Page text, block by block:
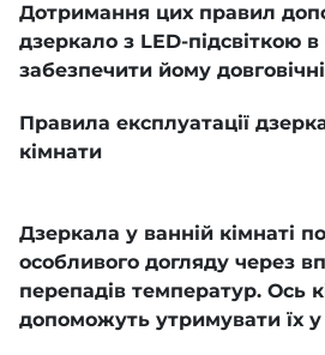
Дотримання цих правил
дзеркало з LED-підсвіткою
забезпечити йому
Правила експлуатації
кімнати
Дзеркала у ванній кімнаті
особливого догляду через
перепадів температур. Ось
допоможуть утримувати їх